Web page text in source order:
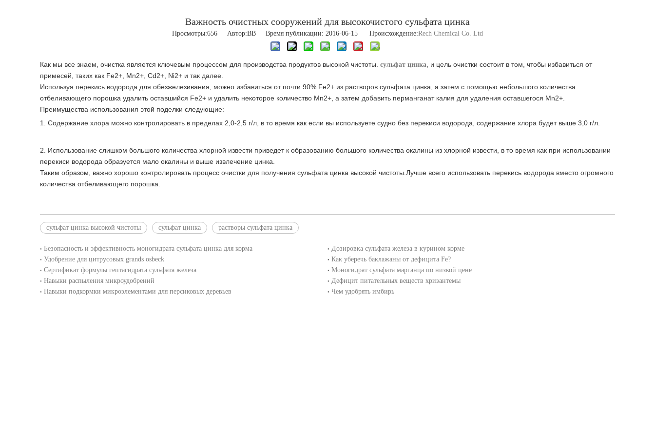
Важность очистных сооружений для высокочистого сульфата цинка
Просмотры:656 Автор:ВВ Время публикации: 2016-06-15 Происхождение:Rech Chemical Co. Ltd
Как мы все знаем, очистка является ключевым процессом для производства продуктов высокой чистоты. сульфат цинка , и цель очистки состоит в том, чтобы избавиться от
примесей, таких как Fe2+, Mn2+, Cd2+, Ni2+ и так далее.
Используя перекись водорода для обезжелезивания, можно избавиться от почти 90% Fe2+ из растворов сульфата цинка, а затем с помощью небольшого количества
отбеливающего порошка удалить оставшийся Fe2+ и удалить некоторое количество Mn2+, а затем добавить перманганат калия для удаления оставшегося Mn2+.
Преимущества использования этой поделки следующие:
1. Содержание хлора можно контролировать в пределах 2,0-2,5 г/л, в то время как если вы используете судно без перекиси водорода, содержание хлора будет выше 3,0 г/л.
2. Использование слишком большого количества хлорной извести приведет к образованию большого количества окалины из хлорной извести, в то время как при использовании
перекиси водорода образуется мало окалины и выше извлечение цинка.
Таким образом, важно хорошо контролировать процесс очистки для получения сульфата цинка высокой чистоты.Лучше всего использовать перекись водорода вместо огромного
количества отбеливающего порошка.
сульфат цинка высокой чистоты сульфат цинка растворы сульфата цинка
Безопасность и эффективность моногидрата сульфата цинка для корма
Дозировка сульфата железа в курином корме
Удобрение для цитрусовых grands osbeck
Как уберечь баклажаны от дефицита Fe?
Сертификат формулы гептагидрата сульфата железа
Моногидрат сульфата марганца по низкой цене
Навыки распыления микроудобрений
Дефицит питательных веществ хризантемы
Навыки подкормки микроэлементами для персиковых деревьев
Чем удобрять имбирь